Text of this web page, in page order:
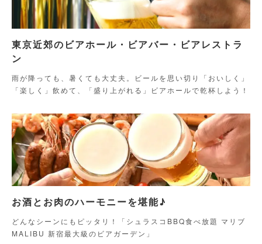
東京近郊のビアホール・ビアバー・ビアレストラ
ン
雨が降っても、暑くても大丈夫。ビールを思い切り「おいしく」
「楽しく」飲めて、「盛り上がれる」ビアホールで乾杯しよう！
お酒とお肉のハーモニーを堪能♪
どんなシーンにもピッタリ！「シュラスコBBQ食べ放題 マリブ
MALIBU 新宿最大級のビアガーデン」